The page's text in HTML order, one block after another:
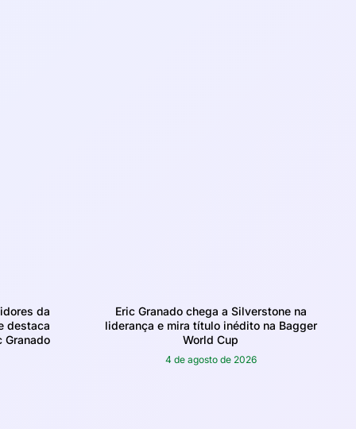
da
destaca
Granado
Eric Granado chega a Silverstone na
liderança e mira título inédito na Bagger
World Cup
4 de agosto de 2026